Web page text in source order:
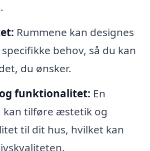
Rummene kan designes
behov, så du kan
du ønsker.
funktionalitet: En
tilføre æstetik og
til dit hus, hvilket kan